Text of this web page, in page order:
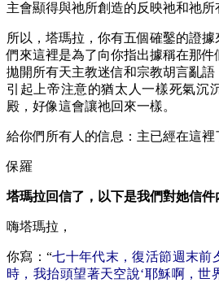
主會顯得與祂所創造的反映祂和祂所
所以，塔瑪拉，你有五個確鑿的證
們來這裡是為了向你指出據稱在那
拋開所有天主教迷信和宗教胡言亂
引起上帝注意的猶太人一樣死氣沉
殿，好像這會讓祂回來一樣。
給你們所有人的信息：主已經在這裡
保羅
塔瑪拉回信了，以下是我們對她信件
嗨塔瑪拉，
你寫：“七十年代末，復活節週末前
時，我抬頭望著天空說‘耶穌啊，世